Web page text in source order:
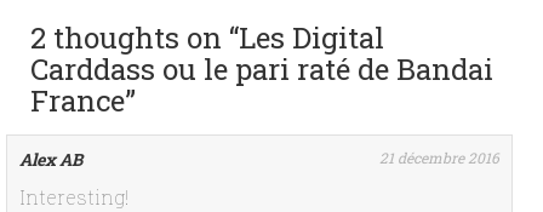
2 thoughts on “Les Digital
Carddass ou le pari raté de Bandai
France”
Alex AB 21 décembre 2016
Interesting!